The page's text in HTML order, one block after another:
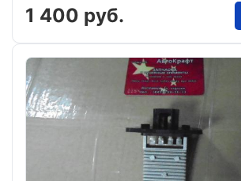
1 400 руб.